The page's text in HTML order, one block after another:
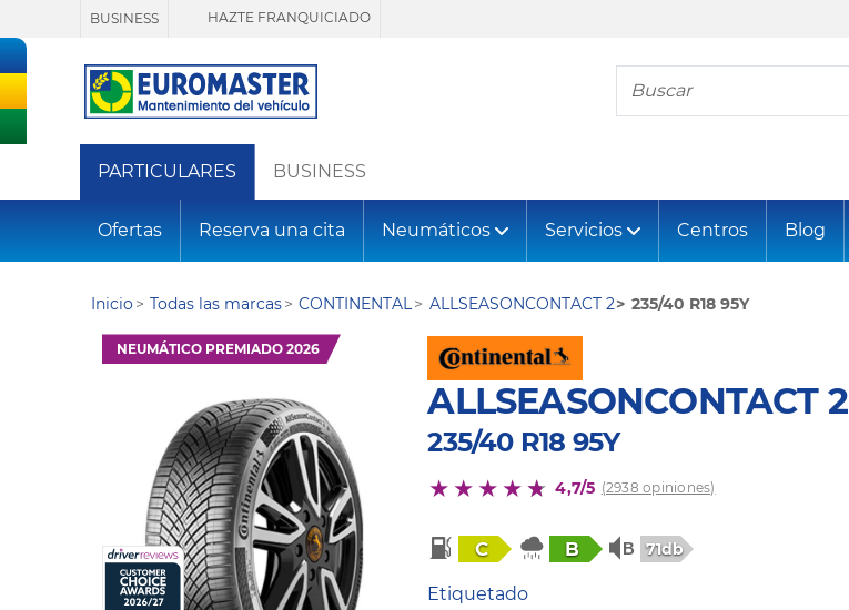
BUSINESS HAZTE FRANQUICIADO
Busca tu neumático
PARTICULARES BUSINESS
Ofertas Reserva una cita Neumáticos Servicios Centros Blog
Inicio Todas las marcas CONTINENTAL ALLSEASONCONTACT 2 235/40 R18 95Y
NEUMÁTICO PREMIADO 2026
ALLSEASONCONTACT 2
235/40 R18 95Y
4,7/5 (2938 opiniones)
C B 71db
Etiquetado